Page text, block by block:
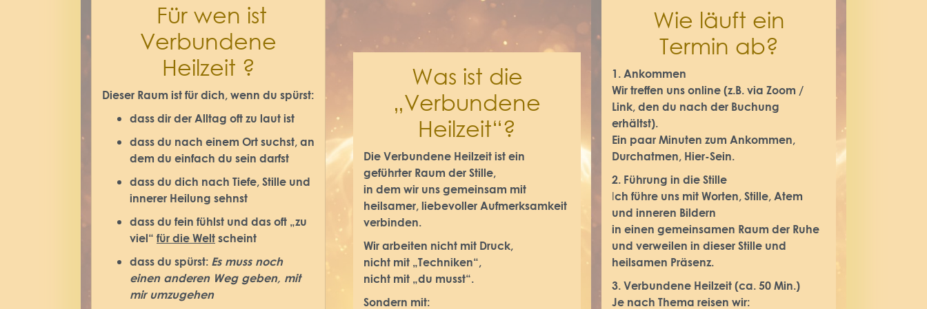
Für wen ist
Verbundene
Heilzeit ?
Dieser Raum ist für dich, wenn du spürst:
dass dir der Alltag oft zu laut ist
dass du nach einem Ort suchst, an
dem du einfach du sein darfst
dass du dich nach Tiefe, Stille und
innerer Heilung sehnst
dass du fein fühlst und das oft „zu
viel“ für die Welt scheint
dass du spürst: Es muss noch
einen anderen Weg geben, mit
mir umzugehen
Was ist die
„Verbundene
Heilzeit“?
Die Verbundene Heilzeit ist ein
geführter Raum der Stille,
in dem wir uns gemeinsam mit
heilsamer, liebevoller Aufmerksamkeit
verbinden.
Wir arbeiten nicht mit Druck,
nicht mit „Techniken“,
nicht mit „du musst“.
Sondern mit:
Wie läuft ein
Termin ab?
1. Ankommen
Wir treffen uns online (z.B. via Zoom /
Link, den du nach der Buchung
erhältst).
Ein paar Minuten zum Ankommen,
Durchatmen, Hier-Sein.
2. Führung in die Stille
Ich führe uns mit Worten, Stille, Atem
und inneren Bildern
in einen gemeinsamen Raum der Ruhe
und verweilen in dieser Stille und
heilsamen Präsenz.
3. Verbundene Heilzeit (ca. 50 Min.)
Je nach Thema reisen wir: